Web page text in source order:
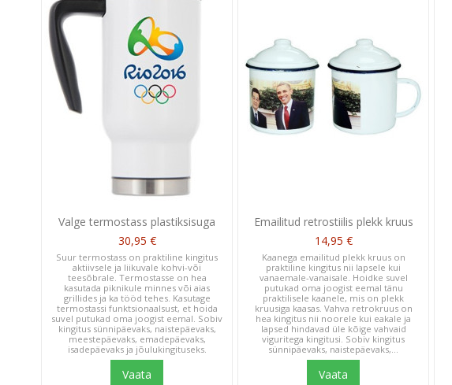
Valge termostass plastiksisuga
30,95 €
Suur termostass on praktiline kingitus
aktiivsele ja liikuvale kohvi-või
teesõbrale. Termostasse on hea
kasutada piknikule minnes või aias
grillides ja ka tööd tehes. Kasutage
termostassi funktsionaalsust, et hoida
suvel putukad oma joogist eemal. Sobiv
kingitus sünnipäevaks, naistepäevaks,
meestepäevaks, emadepäevaks,
isadepäevaks ja jõulukingituseks.
Vaata
Emailitud retrostiilis plekk kruus
14,95 €
Kaanega emailitud plekk kruus on
praktiline kingitus nii lapsele kui
vanaemale-vanaisale. Hoidke suvel
putukad oma joogist eemal tänu
praktilisele kaanele, mis on plekk
kruusiga kaasas. Vahva retrokruus on
hea kingitus nii noorele kui eakale ja
lapsed hindavad üle kõige vahvaid
viguritega kingitusi. Sobiv kingitus
sünnipäevaks, naistepäevaks,...
Vaata